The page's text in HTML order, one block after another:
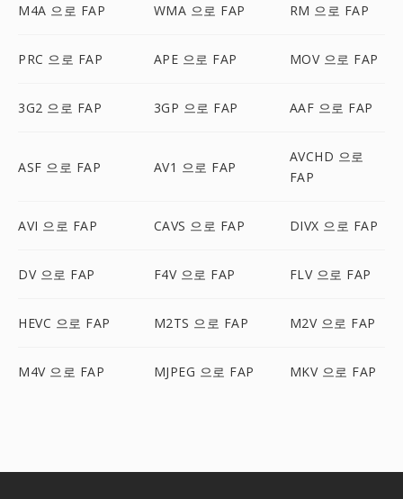
M4A 으로 FAP WMA 으로 FAP RM 으로 FAP
PRC 으로 FAP APE 으로 FAP MOV 으로 FAP
3G2 으로 FAP 3GP 으로 FAP AAF 으로 FAP
ASF 으로 FAP AV1 으로 FAP
AVCHD 으로
FAP
AVI 으로 FAP CAVS 으로 FAP DIVX 으로 FAP
DV 으로 FAP F4V 으로 FAP FLV 으로 FAP
HEVC 으로 FAP M2TS 으로 FAP M2V 으로 FAP
M4V 으로 FAP MJPEG 으로 FAP MKV 으로 FAP